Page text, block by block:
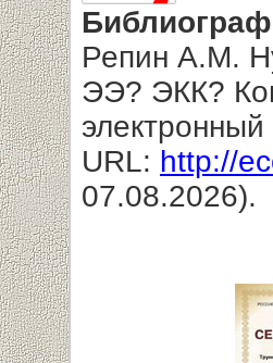
Репин А.М.
ЭЭ? ЭКК?
URL: http://
07.08.2026).